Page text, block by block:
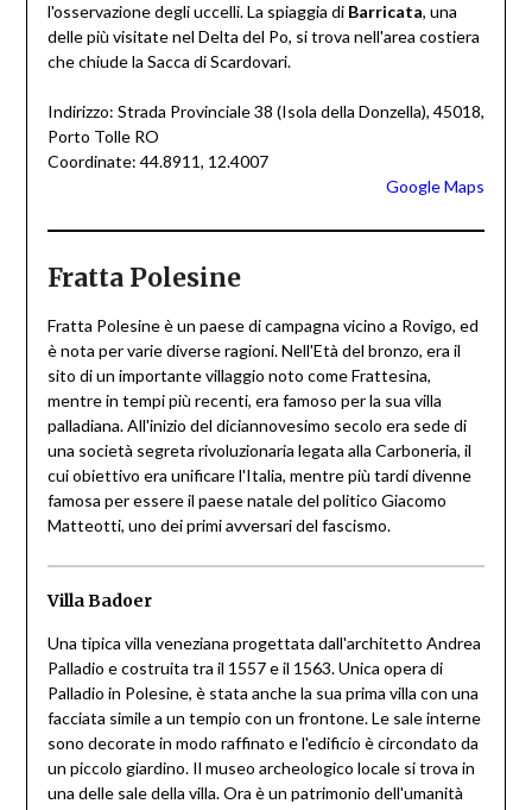
l'osservazione degli uccelli. La spiaggia di Barricata, una
delle più visitate nel Delta del Po, si trova nell'area costiera
che chiude la Sacca di Scardovari.
Indirizzo: Strada Provinciale 38 (Isola della Donzella), 45018,
Porto Tolle RO
Coordinate: 44.8911, 12.4007
Google Maps
Fratta Polesine
Fratta Polesine è un paese di campagna vicino a Rovigo, ed
è nota per varie diverse ragioni. Nell'Età del bronzo, era il
sito di un importante villaggio noto come Frattesina,
mentre in tempi più recenti, era famoso per la sua villa
palladiana. All'inizio del diciannovesimo secolo era sede di
una società segreta rivoluzionaria legata alla Carboneria, il
cui obiettivo era unificare l'Italia, mentre più tardi divenne
famosa per essere il paese natale del politico Giacomo
Matteotti, uno dei primi avversari del fascismo.
Villa Badoer
Una tipica villa veneziana progettata dall'architetto Andrea
Palladio e costruita tra il 1557 e il 1563. Unica opera di
Palladio in Polesine, è stata anche la sua prima villa con una
facciata simile a un tempio con un frontone. Le sale interne
sono decorate in modo raffinato e l'edificio è circondato da
un piccolo giardino. Il museo archeologico locale si trova in
una delle sale della villa. Ora è un patrimonio dell'umanità